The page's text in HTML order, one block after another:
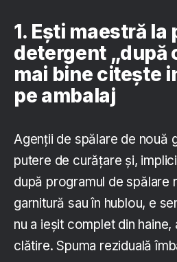
1. Ești maestră la
detergent „după
mai bine citește
pe ambalaj
Agenții de spălare de nouă
putere de curățare și,
după programul de spălare
garnitură sau în hublou, e
nu a ieșit complet din
clătire. Spuma reziduală